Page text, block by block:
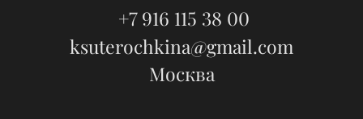
+7 916 115 38 00
ksuterochkina@gmail.com
Москва